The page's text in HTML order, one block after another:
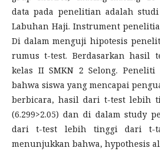
data pada penelitian adalah
Labuhan Haji. Instrument
Di dalam menguji hipotesis
rumus t-test. Berdasarkan hasil
kelas II SMKN 2 Selong.
bahwa siswa yang mencapai
berbicara, hasil dari t-test lebih
(6.299>2.05) dan di dalam study
dari t-test lebih tinggi dari t-
menunjukkan bahwa, hypothesis